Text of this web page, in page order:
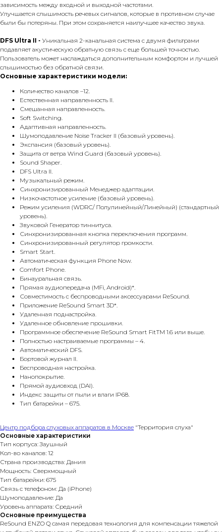
зависимость между входной и выходной частотами.
Улучшается слышимость речевых сигналов, которые в противном случае
были бы потеряны. При этом сохраняется наилучшее качество звука.
DFS Ultra II - Уникальная 2-канальная система с двумя фильтрами
подавляет акустическую обратную связь с еще большей точностью.
Пользователь может наслаждаться дополнительным комфортом и лучшей
слышимостью без обратной связи.
Основные характеристики модели:
Количество каналов –12.
Естественная направленность II.
Смешанная направленность.
Soft Switching.
Адаптивная направленность.
Шумоподавление Noise Tracker II (базовый уровень).
Экспансия (базовый уровень).
Защита от ветра Wind Guard (базовый уровень).
Sound Shaper.
DFS Ultra II.
Музыкальный режим.
Синхронизированный Менеджер адаптации.
Низкочастотное усиление (базовый уровень).
Режим усиления (WDRC/ Полулинейный/Линейный) (стандартный
уровень).
Звуковой Генератор тиннитуса.
Синхронизированная кнопка переключения программ.
Синхронизированный регулятор громкости.
Smart Start.
Автоматическая функция Phone Now.
Comfort Phone.
Бинауральная связь.
Прямая аудиопередача (MFi, Android)*.
Совместимость с беспроводными аксессуарами ReSound.
Приложение ReSound Smart 3D*.
Удаленная поднастройка.
Удаленное обновление прошивки.
Программное обеспечение ReSound Smart FitTM 1.6 или выше.
Полностью настраиваемые программы – 4.
Автоматический DFS.
Бортовой журнал II.
Беспроводная настройка.
Нанопокрытие.
Прямой аудиовход (DAI).
Индекс защиты от пыли и влаги IP68.
Тип батарейки – 675.
Центр подбора слуховых аппаратов в Москве "Территория слуха"
Основные характеристики
Тип корпуса: Заушный
Кол-во каналов: 12
Страна производства: Дания
Мощность: Сверхмощный
Тип батарейки: 675
Связь с телефоном: Да (iPhone)
Шумоподавление: Да
Уровень аппарата: Средний
Основные преимущества
ReSound ENZO Q самая передовая технология для компенсации тяжелой